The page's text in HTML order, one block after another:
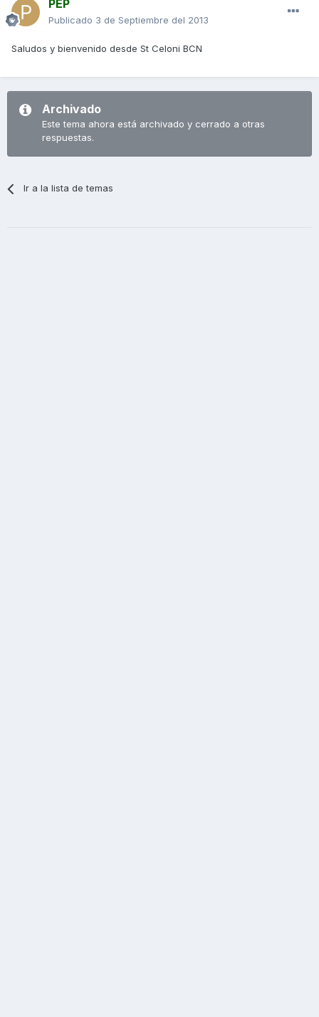
PEP
Publicado 3 de Septiembre del 2013
Saludos y bienvenido desde St Celoni BCN
Archivado
Este tema ahora está archivado y cerrado a otras
respuestas.
Ir a la lista de temas